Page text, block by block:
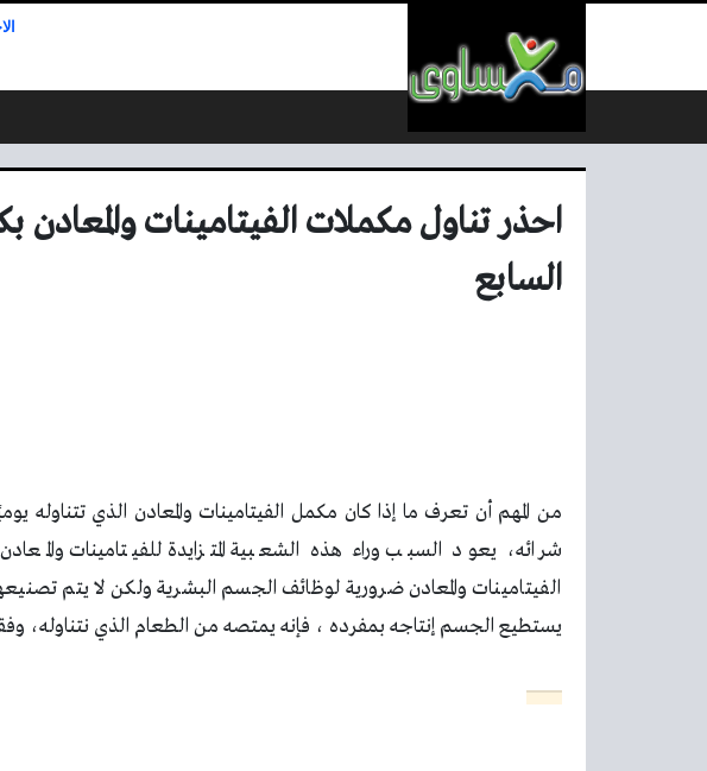
احذر تناول مكملات الفيتامينات والمعادن
السابع
من المهم أن تعرف ما إذا كان مكمل الفيتامينات والمعادن الذي تتناوله
شرائه، يعود السبب وراء هذه الشعبية المتزايدة للفيتامينات
الفيتامينات والمعادن ضرورية لوظائف الجسم البشرية ولكن لا يتم
يستطيع الجسم إنتاجه بمفرده ، فإنه يمتصه من الطعام الذي نتناوله،